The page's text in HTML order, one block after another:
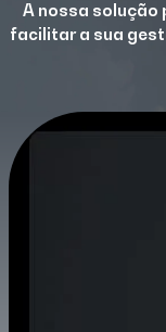
A nossa solução
facilitara sua